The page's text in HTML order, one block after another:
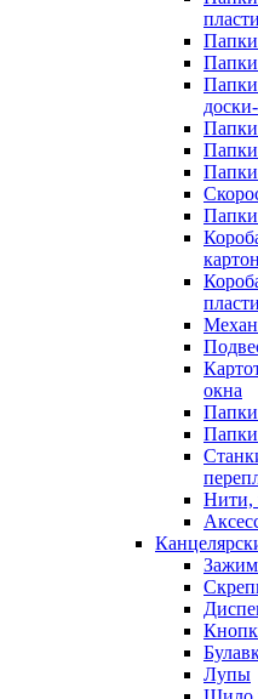
Папки
Папки
Папки
окна
Папки
Нити,
Лупы